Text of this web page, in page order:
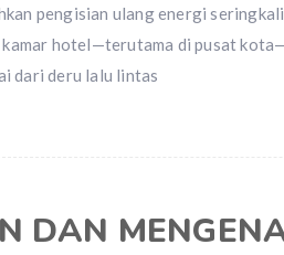
pengisian ulang energi
hotel—terutama di pusat
dari deru lalu lintas
DAN